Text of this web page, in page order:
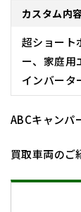
カスタム内
超ショート
ー、家庭用
インバータ
ABCキャンパ
買取車両のご